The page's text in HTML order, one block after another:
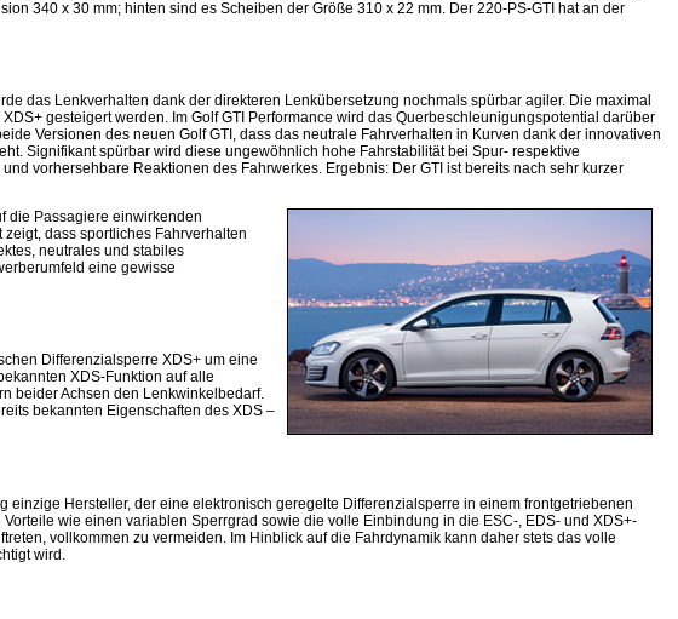
340 x 30 mm; hinten sind es Scheiben der Größe 310 x 22 mm. Der 220-PS-GTI hat an der
das Lenkverhalten dank der direkteren Lenkübersetzung nochmals spürbar agiler. Die maximal
gesteigert werden. Im Golf GTI Performance wird das Querbeschleunigungspotential darüber
Versionen des neuen Golf GTI, dass das neutrale Fahrverhalten in Kurven dank der innovativen
Signifikant spürbar wird diese ungewöhnlich hohe Fahrstabilität bei Spur- respektive
vorhersehbare Reaktionen des Fahrwerkes. Ergebnis: Der GTI ist bereits nach sehr kurzer
die Passagiere einwirkenden
dass sportliches Fahrverhalten
neutrales und stabiles
eine gewisse
Differenzialsperre XDS+ um eine
XDS-Funktion auf alle
beider Achsen den Lenkwinkelbedarf.
bekannten Eigenschaften des XDS –
Hersteller, der eine elektronisch geregelte Differenzialsperre in einem frontgetriebenen
wie einen variablen Sperrgrad sowie die volle Einbindung in die ESC-, EDS- und XDS+-
vollkommen zu vermeiden. Im Hinblick auf die Fahrdynamik kann daher stets das volle
wird.